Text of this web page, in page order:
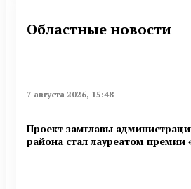
Областные новости
7 августа 2026, 15:48
Проект замглавы
района стал лауреатом премии